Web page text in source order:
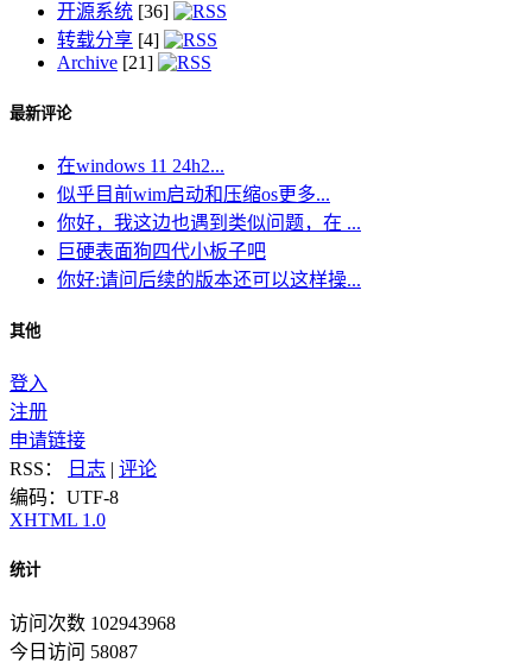
开源系统 [36]
转载分享 [4]
Archive [21]
最新评论
在windows 11 24h2...
似乎目前wim启动和压缩os更多...
你好，我这边也遇到类似问题，在 ...
巨硬表面狗四代小板子吧
你好:请问后续的版本还可以这样操...
其他
登入
注册
申请链接
RSS：
日志 | 评论
编码：UTF-8
XHTML 1.0
统计
访问次数 102943968
今日访问 58087